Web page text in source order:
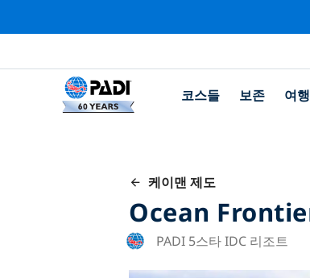
코스들 보존 여행
케이맨 제도
Ocean
PADI 5스타 IDC 리조트